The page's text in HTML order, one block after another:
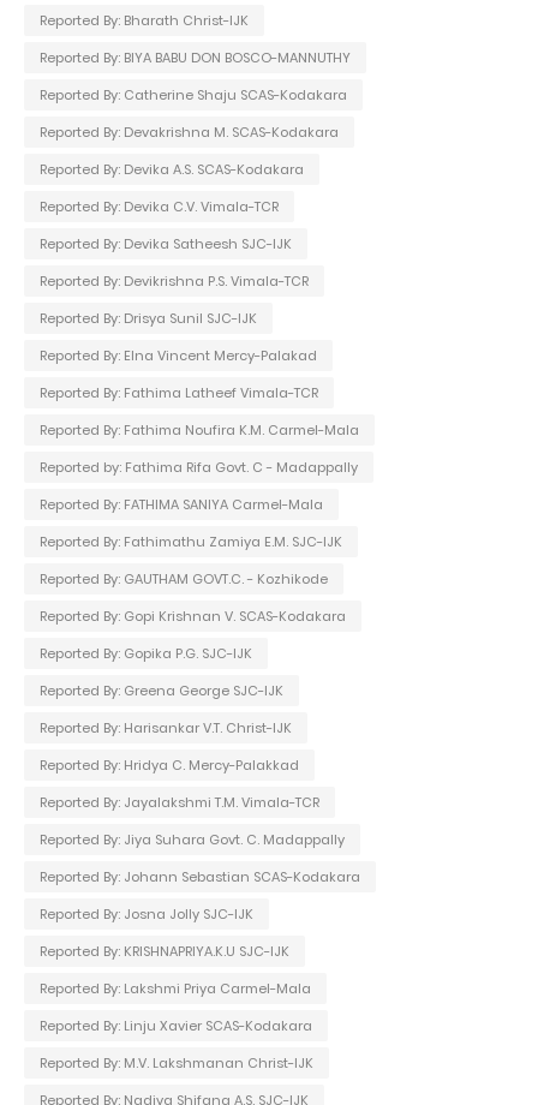
Reported By: Bharath Christ-IJK
Reported By: BIYA BABU DON BOSCO-MANNUTHY
Reported By: Catherine Shaju SCAS-Kodakara
Reported By: Devakrishna M. SCAS-Kodakara
Reported By: Devika A.S. SCAS-Kodakara
Reported By: Devika C.V. Vimala-TCR
Reported By: Devika Satheesh SJC-IJK
Reported By: Devikrishna P.S. Vimala-TCR
Reported By: Drisya Sunil SJC-IJK
Reported By: Elna Vincent Mercy-Palakad
Reported By: Fathima Latheef Vimala-TCR
Reported By: Fathima Noufira K.M. Carmel-Mala
Reported by: Fathima Rifa Govt. C - Madappally
Reported By: FATHIMA SANIYA Carmel-Mala
Reported By: Fathimathu Zamiya E.M. SJC-IJK
Reported By: GAUTHAM GOVT.C. - Kozhikode
Reported By: Gopi Krishnan V. SCAS-Kodakara
Reported By: Gopika P.G. SJC-IJK
Reported By: Greena George SJC-IJK
Reported By: Harisankar V.T. Christ-IJK
Reported By: Hridya C. Mercy-Palakkad
Reported By: Jayalakshmi T.M. Vimala-TCR
Reported By: Jiya Suhara Govt. C. Madappally
Reported By: Johann Sebastian SCAS-Kodakara
Reported By: Josna Jolly SJC-IJK
Reported By: KRISHNAPRIYA.K.U SJC-IJK
Reported By: Lakshmi Priya Carmel-Mala
Reported By: Linju Xavier SCAS-Kodakara
Reported By: M.V. Lakshmanan Christ-IJK
Reported By: Nadiya Shifana A.S. SJC-IJK